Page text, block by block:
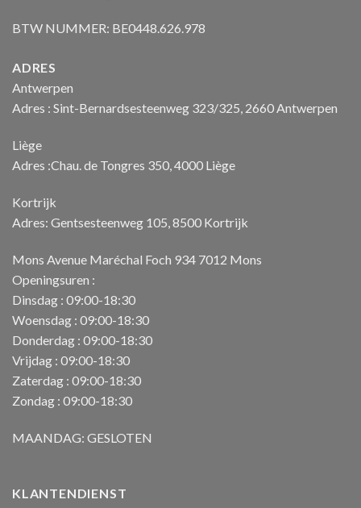
BTW NUMMER: BE0448.626.978
ADRES
Antwerpen
Adres : Sint-Bernardsesteenweg 323/325, 2660 Antwerpen
Liège
Adres :Chau. de Tongres 350, 4000 Liège
Kortrijk
Adres: Gentsesteenweg 105, 8500 Kortrijk
Mons Avenue Maréchal Foch 934 7012 Mons
Openingsuren :
Dinsdag : 09:00-18:30
Woensdag : 09:00-18:30
Donderdag : 09:00-18:30
Vrijdag : 09:00-18:30
Zaterdag : 09:00-18:30
Zondag : 09:00-18:30
MAANDAG: GESLOTEN
KLANTENDIENST